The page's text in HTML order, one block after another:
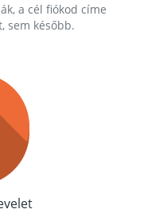
a cél fiókod címe
sem később.